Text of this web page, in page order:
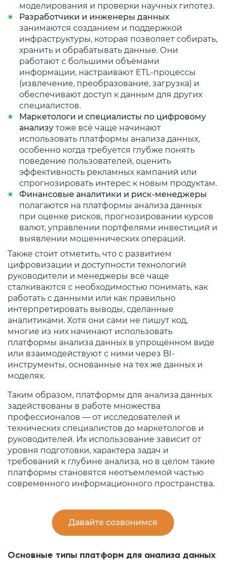
моделирования и проверки научных гипотез.
Разработчики и инженеры данных
занимаются созданием и поддержкой
инфраструктуры, которая позволяет собирать,
хранить и обрабатывать данные. Они
работают с большими объёмами
информации, настраивают ETL-процессы
(извлечение, преобразование, загрузка) и
обеспечивают доступ к данным для других
специалистов.
Маркетологи и специалисты по цифровому
анализу тоже всё чаще начинают
использовать платформы анализа данных,
особенно когда требуется глубже понять
поведение пользователей, оценить
эффективность рекламных кампаний или
спрогнозировать интерес к новым продуктам.
Финансовые аналитики и риск-менеджеры
полагаются на платформы анализа данных
при оценке рисков, прогнозировании курсов
валют, управлении портфелями инвестиций и
выявлении мошеннических операций.
Также стоит отметить, что с развитием
цифровизации и доступности технологий
руководители и менеджеры всё чаще
сталкиваются с необходимостью понимать, как
работать с данными или как правильно
интерпретировать выводы, сделанные
аналитиками. Хотя они сами не пишут код,
многие из них начинают использовать
платформы анализа данных в упрощённом виде
или взаимодействуют с ними через BI-
инструменты, основанные на тех же данных и
моделях.
Таким образом, платформы для анализа данных
задействованы в работе множества
профессионалов — от исследователей и
технических специалистов до маркетологов и
руководителей. Их использование зависит от
уровня подготовки, характера задач и
требований к глубине анализа, но в целом такие
платформы становятся неотъемлемой частью
современного информационного пространства.
Давайте созвонимся
Основные типы платформ для анализа данных